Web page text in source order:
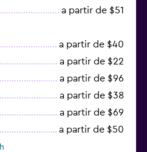
a partir de $51
a partir de $40
a partir de $22
a partir de $96
a partir de $38
a partir de $69
a partir de $50